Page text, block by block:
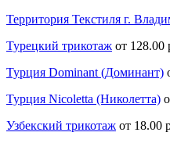
Территория Текстиля г.
Турецкий трикотаж от 128.00
Турция Dominant (Доминант)
Турция Nicoletta (Николетта)
Узбекский трикотаж от 18.00